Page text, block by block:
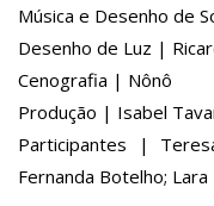
Música e Desenho de
Desenho de Luz |
Cenografia | Nônô
Produção | Isabel
Participantes |
Fernanda Botelho;